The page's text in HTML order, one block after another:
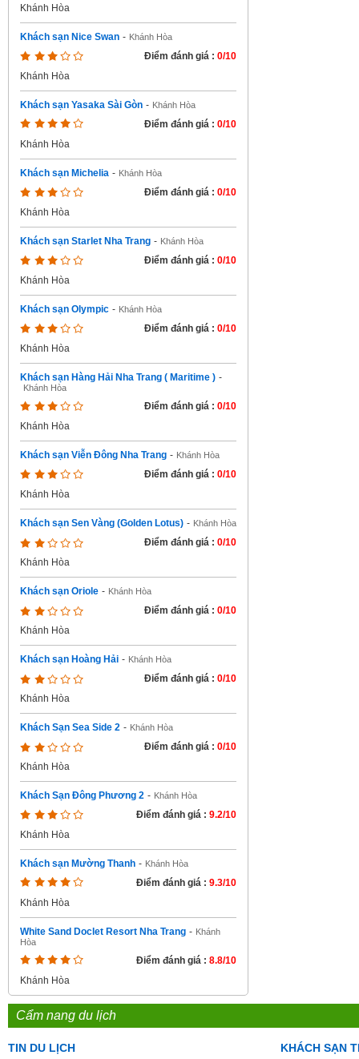
Khánh Hòa
Khách sạn Nice Swan - Khánh Hòa
Điểm đánh giá : 0/10
Khánh Hòa
Khách sạn Yasaka Sài Gòn - Khánh Hòa
Điểm đánh giá : 0/10
Khánh Hòa
Khách sạn Michelia - Khánh Hòa
Điểm đánh giá : 0/10
Khánh Hòa
Khách sạn Starlet Nha Trang - Khánh Hòa
Điểm đánh giá : 0/10
Khánh Hòa
Khách sạn Olympic - Khánh Hòa
Điểm đánh giá : 0/10
Khánh Hòa
Khách sạn Hàng Hải Nha Trang ( Maritime ) -
Khánh Hòa
Điểm đánh giá : 0/10
Khánh Hòa
Khách sạn Viễn Đông Nha Trang - Khánh Hòa
Điểm đánh giá : 0/10
Khánh Hòa
Khách sạn Sen Vàng (Golden Lotus) - Khánh Hòa
Điểm đánh giá : 0/10
Khánh Hòa
Khách sạn Oriole - Khánh Hòa
Điểm đánh giá : 0/10
Khánh Hòa
Khách sạn Hoàng Hải - Khánh Hòa
Điểm đánh giá : 0/10
Khánh Hòa
Khách Sạn Sea Side 2 - Khánh Hòa
Điểm đánh giá : 0/10
Khánh Hòa
Khách Sạn Đông Phương 2 - Khánh Hòa
Điểm đánh giá : 9.2/10
Khánh Hòa
Khách sạn Mường Thanh - Khánh Hòa
Điểm đánh giá : 9.3/10
Khánh Hòa
White Sand Doclet Resort Nha Trang - Khánh
Hòa
Điểm đánh giá : 8.8/10
Khánh Hòa
Cẩm nang du lịch
TIN DU LỊCH KHÁCH SẠN